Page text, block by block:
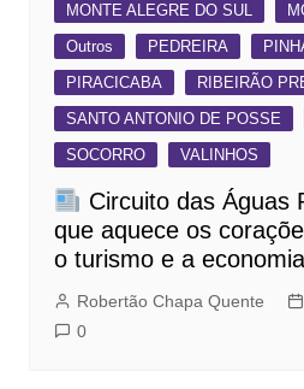
MONTE ALEGRE DO SUL
Outros
PEDREIRA
PIRACICABA
RIBEIRÃO
SANTO ANTONIO DE POSSE
SOCORRO
VALINHOS
Circuito das Águas
que aquece os
o turismo e a
Robertão Chapa Quente
0